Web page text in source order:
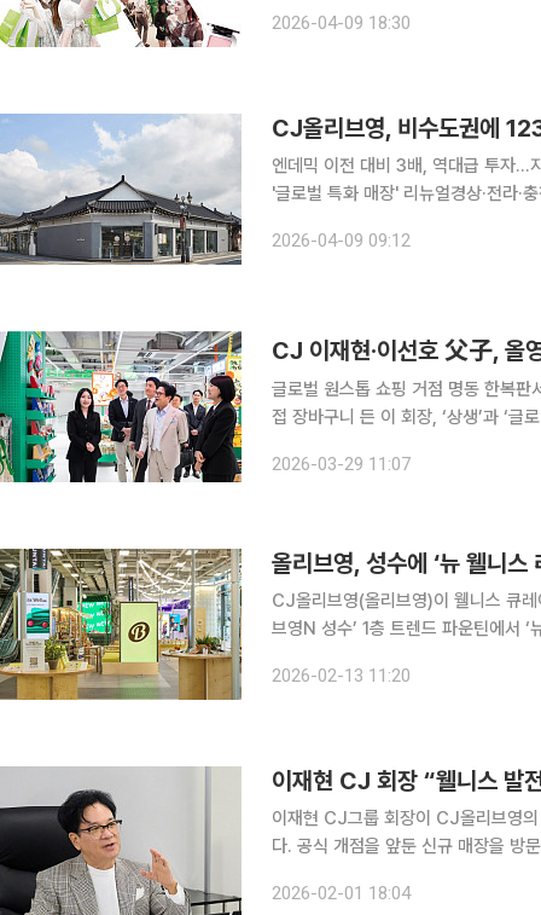
규모인 1238억원을 투입해 매장·물류
2026-04-09 18:30
엔데믹 이전 대비 3배, 역대급 투자...
'글로벌 특화 매장' 리뉴얼경상·전라·
집약 거점 구축현장 경험이 커리어로
2026-04-09 09:12
글로벌 원스톱 쇼핑 거점 명동 한복판
접 장바구니 든 이 회장, ‘상생’과 ‘글
인 명동을 찾아, 현장 경영을 이어갔
2026-03-29 11:07
올리브영, 성수에 ‘뉴 웰니스
CJ올리브영(올리브영)이 웰니스 큐
브영N 성수’ 1층 트렌드 파운틴에서 ‘
‘잘 먹기(Eat Well)’와 ‘잘 채우기
2026-02-13 11:20
이재현 CJ 회장 “웰니스 발
이재현 CJ그룹 회장이 CJ올리브영
다. 공식 개점을 앞둔 신규 매장을 방
화문에 있는 올리브영의 웰니스 콘셉
2026-02-01 18:04